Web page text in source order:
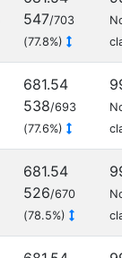
547/703
(77.8%)
681.54
538/693
(77.6%)
681.54
526/670
(78.5%)